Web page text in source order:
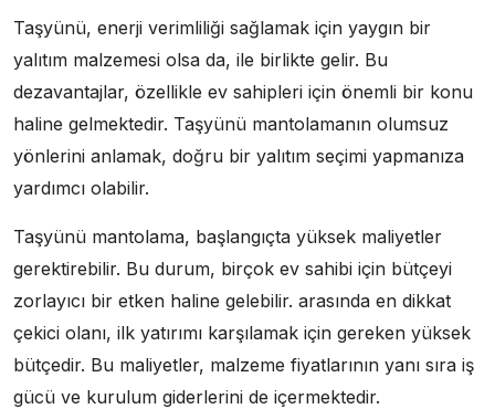
Taşyünü, enerji verimliliği sağlamak için yaygın bir
yalıtım malzemesi olsa da, ile birlikte gelir. Bu
dezavantajlar, özellikle ev sahipleri için önemli bir konu
haline gelmektedir. Taşyünü mantolamanın olumsuz
yönlerini anlamak, doğru bir yalıtım seçimi yapmanıza
yardımcı olabilir.
Taşyünü mantolama, başlangıçta yüksek maliyetler
gerektirebilir. Bu durum, birçok ev sahibi için bütçeyi
zorlayıcı bir etken haline gelebilir. arasında en dikkat
çekici olanı, ilk yatırımı karşılamak için gereken yüksek
bütçedir. Bu maliyetler, malzeme fiyatlarının yanı sıra iş
gücü ve kurulum giderlerini de içermektedir.